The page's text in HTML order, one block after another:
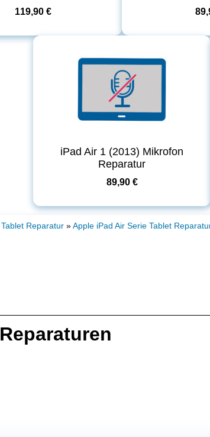
119,90 €
iPad Air 1 (2013) Mikrofon
Reparatur
89,90 €
Reparatur »Apple iPad Air Serie Tablet